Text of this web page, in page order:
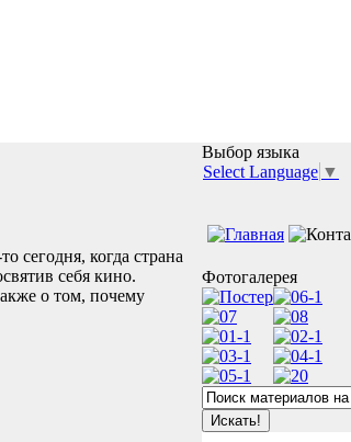
сегодня, когда страна
себя кино.
о том, почему
Выбор языка
Select Language ▼
Фотогалерея